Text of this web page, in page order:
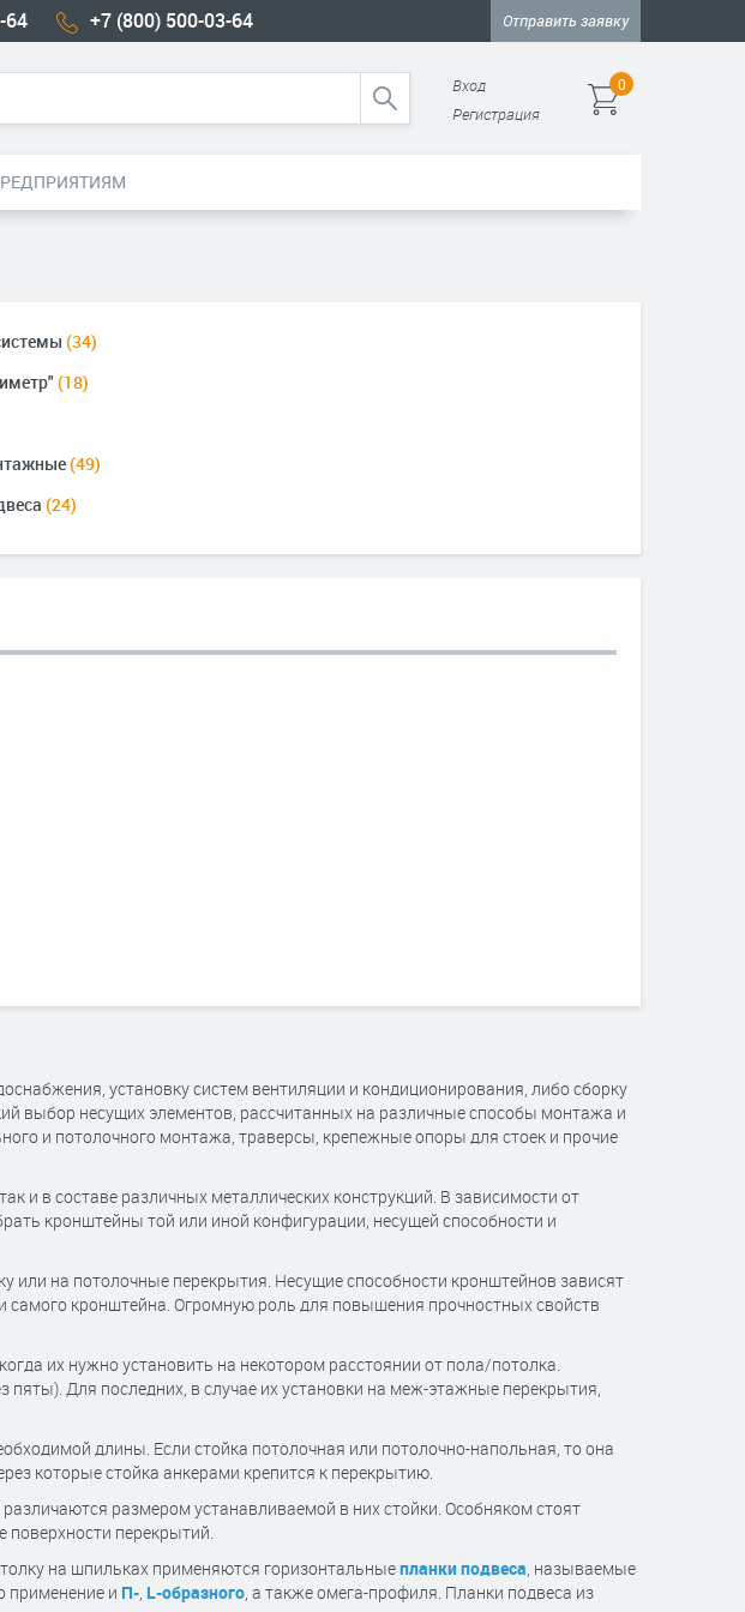
64 +7 (800) 500-03-64 Отправить заявку
Вход
Регистрация
0
(34)
(18)
(49)
(24)
установку систем вентиляции и кондиционирования, либо сборку
выбор несущих элементов, рассчитанных на различные способы монтажа и
и потолочного монтажа, траверсы, крепежные опоры для стоек и прочие
и в составе различных металлических конструкций. В зависимости от
кронштейны той или иной конфигурации, несущей способности и
на потолочные перекрытия. Несущие способности кронштейнов зависят
самого кронштейна. Огромную роль для повышения прочностных свойств
их нужно установить на некотором расстоянии от пола/потолка.
Для последних, в случае их установки на меж-этажные перекрытия,
длины. Если стойка потолочная или потолочно-напольная, то она
которые стойка анкерами крепится к перекрытию.
различаются размером устанавливаемой в них стойки. Особняком стоят
перекрытий.
на шпильках применяются горизонтальныепланки подвеса , называемые
применение и П- L-образного , а также омега-профиля. Планки подвеса из